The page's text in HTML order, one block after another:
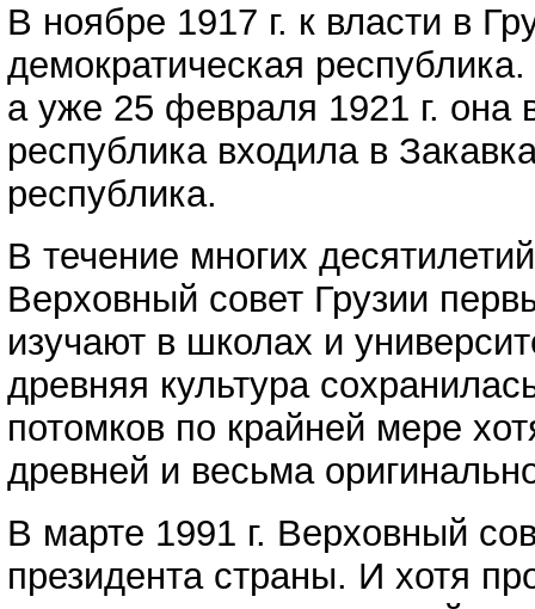
В ноябре 1917 г. к власти в
демократическая
а уже 25 февраля 1921 г. она
республика входила в
республика.
В течение многих
Верховный совет Грузии
изучают в школах и
древняя культура
потомков по крайней мере
древней и весьма
В марте 1991 г. Верховный
президента страны. И хотя